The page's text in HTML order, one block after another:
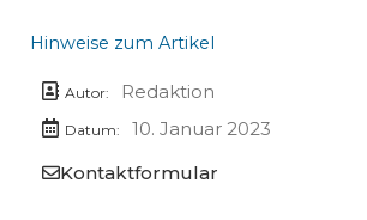
Hinweise zum Artikel
Autor: Redaktion
Datum:
10. Januar 2023
Kontaktformular